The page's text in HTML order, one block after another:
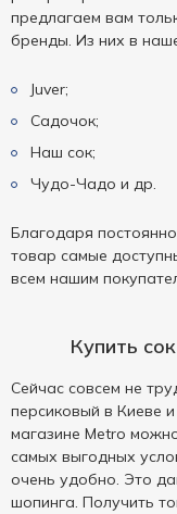
предлагаем вам
бренды. Из них в
Juver;
Садочок;
Наш сок;
Чудо-Чадо и др.
Благодаря
товар самые
всем нашим
Купить
Сейчас совсем не
персиковый в Киеве
магазине Metro
самых выгодных
очень удобно. Это
шопинга. Получить